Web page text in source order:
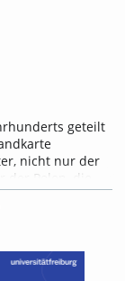
geteilt
nicht nur der
Polen, die
aggressiven
Preußen und